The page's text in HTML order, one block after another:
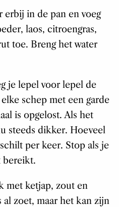
in de pan en voeg
laos, citroengras,
toe. Breng het water
je lepel voor lepel de
schep met een garde
is opgelost. Als het
steeds dikker. Hoeveel
per keer. Stop als je
bereikt.
met ketjap, zout en
zoet, maar het kan zijn